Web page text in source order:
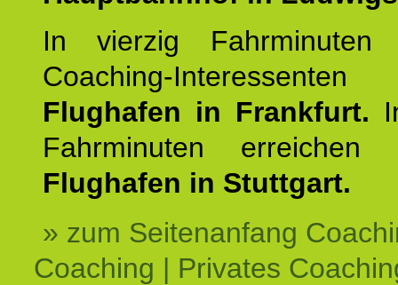
In vierzig Fahrminuten
Coaching-
Flughafen in Frankfurt.
Fahrminuten
Flughafen in Stuttgart.
» zum Seitenanfang
Coaching | Privates